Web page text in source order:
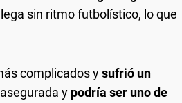
sin ritmo futbolístico, lo que
complicados ysufrió un
y podría ser uno de